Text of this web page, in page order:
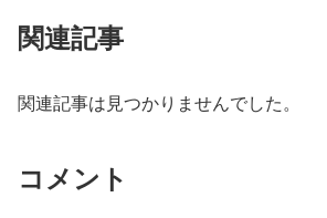
関連記事
関連記事は見つかりませんでした。
コメント